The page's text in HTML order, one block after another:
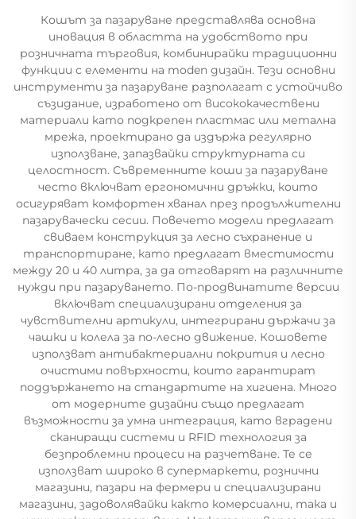
Кошът за пазаруване представлява основна
иновация в областта на удобството при
розничната търговия, комбинирайки традиционни
функции с елементи на moden дизайн. Тези основни
инструменти за пазаруване разполагат с устойчиво
съзидание, изработено от висококачествени
материали като подкрепен пластмас или метална
мрежа, проектирано да издържа регулярно
използване, запазвайки структурната си
целостност. Съвременните коши за пазаруване
често включват ергономични дръжки, които
осигуряват комфортен хванал през продължителни
пазарувачески сесии. Повечето модели предлагат
свиваем конструкция за лесно съхранение и
транспортиране, като предлагат вместимости
между 20 и 40 литра, за да отговарят на различните
нужди при пазаруването. По-продвинатите версии
включват специализирани отделения за
чувствителни артикули, интегрирани държачи за
чашки и колела за по-лесно движение. Кошовете
използват антибактериални покрития и лесно
очистими повърхности, които гарантират
поддържането на стандартите на хигиена. Много
от модерните дизайни също предлагат
възможности за умна интеграция, като вградени
сканиращи системи и RFID технология за
безпроблемни процеси на разчетване. Те се
използват широко в супермаркети, рознични
магазини, пазари на фермери и специализирани
магазини, задоволявайки както комерсиални, така и